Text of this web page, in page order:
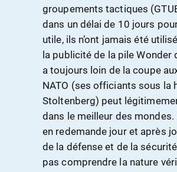
groupements tactiques
dans un délai de 10 jours
utile, ils n’ont jamais été
la publicité de la pile Wonder
a toujours loin de la coupe
NATO (ses officiants sous la
Stoltenberg) peut
dans le meilleur des mondes.
en redemande jour et après
de la défense et de la
pas comprendre la nature